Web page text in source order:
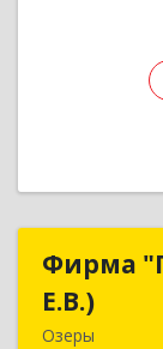
Фирма
Е.В.)
Озеры